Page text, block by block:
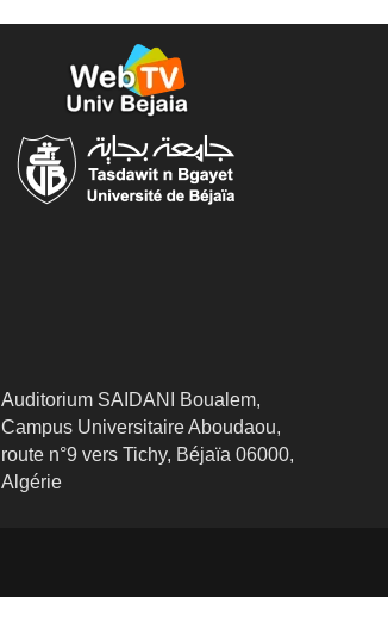
Auditorium SAIDANI Boualem,
Campus Universitaire Aboudaou,
route n°9 vers Tichy, Béjaïa 06000,
Algérie